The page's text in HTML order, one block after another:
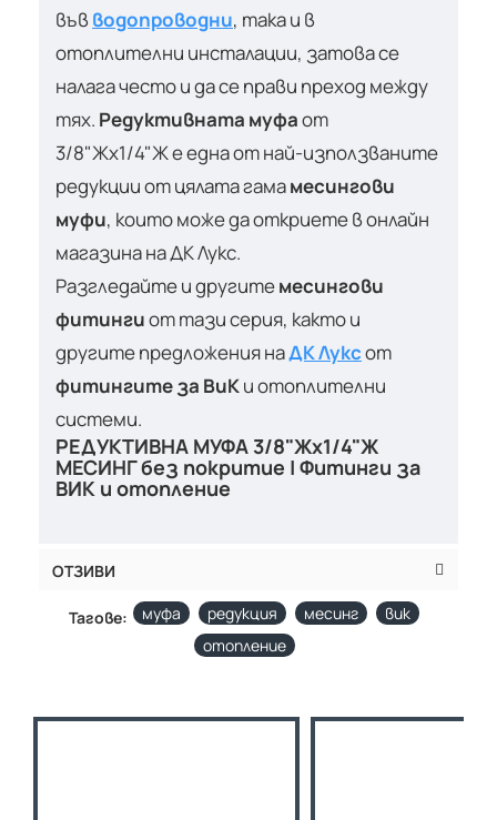
въвводопроводни, така и в
отоплителни инсталации, затова се
налага често и да се прави преход между
тях. Редуктивната муфаот
3/8"Жх1/4"Ж е една от най-използваните
редукции от цялата гамамесингови
муфи, които може да откриете в онлайн
магазина на ДК Лукс.
Разгледайте и другитемесингови
фитингиот тази серия, както и
другите предложения наДК Луксот
фитингите за ВиКи отоплителни
системи.
РЕДУКТИВНА МУФА 3/8"Жх1/4"Ж
МЕСИНГ без покритие | Фитинги за
ВИК и отопление
ОТЗИВИ
Тагове: муфа редукция месинг
вик
отопление